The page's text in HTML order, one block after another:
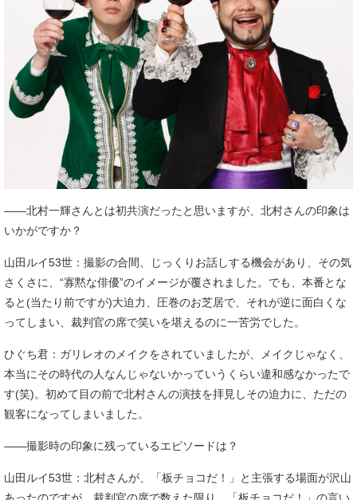
――北村一輝さんとは初共演だったと思いますが、北村さんの印象は
いかがですか？
山田ルイ53世：撮影の合間、じっくりお話しする機会があり、その気
さくさに、“寡黙な俳優”のイメージが覆されました。でも、本番とな
ると(当たり前ですが)大迫力、圧巻のお芝居で、それが逆に面白くな
ってしまい、裁判官の席で笑いを堪えるのに一苦労でした。
ひぐち君：ガリレオのメイクをされていましたが、メイクじゃなく、
本当にその時代の人なんじゃないかっていうくらい違和感なかったで
す(笑)。初めて目の前で北村さんの演技を拝見しその迫力に、ただの
観客になってしまいました。
――撮影時の印象に残っているエピソードは？
山田ルイ53世：北村さんが、「板チョコだ！」と主張する場面が沢山